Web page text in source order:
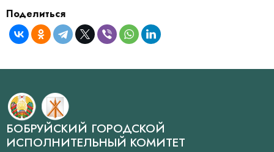
Поделиться
БОБРУЙСКИЙ ГОРОДСКОЙ
ИСПОЛНИТЕЛЬНЫЙ КОМИТЕТ